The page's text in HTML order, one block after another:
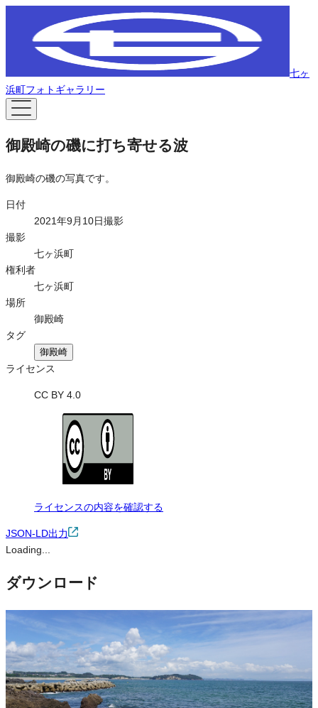
七ヶ
浜町フォトギャラリー
御殿崎の磯に打ち寄せる波
御殿崎の磯の写真です。
日付
2021年9月10日撮影
撮影
七ヶ浜町
権利者
七ヶ浜町
場所
御殿崎
タグ
御殿崎
ライセンス
CC BY 4.0
ライセンスの内容を確認する
JSON-LD出力
Loading...
ダウンロード
この画像は、営利・非営利を問わずご利用いただけます。トリミン
グ・色変更などの改変も可能です。クレジット表記は必須です。
※本サイトの 利用規約 も適用されます。
営利利用